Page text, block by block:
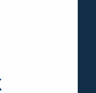
et Celia
Schlienger